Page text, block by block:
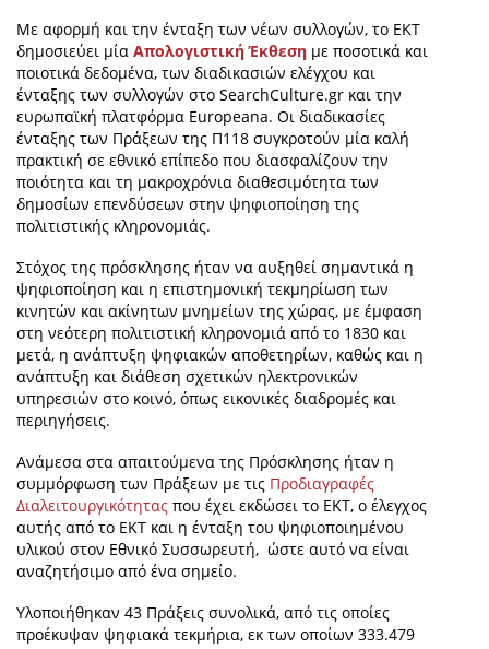
Με αφορμή και την ένταξη των νέων συλλογών, το ΕΚΤ
δημοσιεύει μία Απολογιστική Έκθεση με ποσοτικά και
ποιοτικά δεδομένα, των διαδικασιών ελέγχου και
ένταξης των συλλογών στο SearchCulture.gr και την
ευρωπαϊκή πλατφόρμα Europeana. Οι διαδικασίες
ένταξης των Πράξεων της Π118 συγκροτούν μία καλή
πρακτική σε εθνικό επίπεδο που διασφαλίζουν την
ποιότητα και τη μακροχρόνια διαθεσιμότητα των
δημοσίων επενδύσεων στην ψηφιοποίηση της
πολιτιστικής κληρονομιάς.
Στόχος της πρόσκλησης ήταν να αυξηθεί σημαντικά η
ψηφιοποίηση και η επιστημονική τεκμηρίωση των
κινητών και ακίνητων μνημείων της χώρας, με έμφαση
στη νεότερη πολιτιστική κληρονομιά από το 1830 και
μετά, η ανάπτυξη ψηφιακών αποθετηρίων, καθώς και η
ανάπτυξη και διάθεση σχετικών ηλεκτρονικών
υπηρεσιών στο κοινό, όπως εικονικές διαδρομές και
περιηγήσεις.
Ανάμεσα στα απαιτούμενα της Πρόσκλησης ήταν η
συμμόρφωση των Πράξεων με τις Προδιαγραφές
Διαλειτουργικότητας που έχει εκδώσει το ΕΚΤ, ο έλεγχος
αυτής από το ΕΚΤ και η ένταξη του ψηφιοποιημένου
υλικού στον Εθνικό Συσσωρευτή, ώστε αυτό να είναι
αναζητήσιμο από ένα σημείο.
Υλοποιήθηκαν 43 Πράξεις συνολικά, από τις οποίες
προέκυψαν ψηφιακά τεκμήρια, εκ των οποίων 333.479